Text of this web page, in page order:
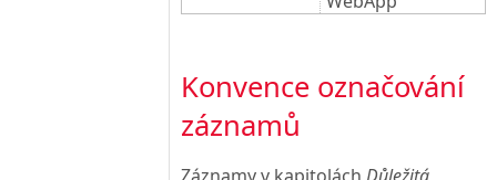
Konvence označování
záznamů